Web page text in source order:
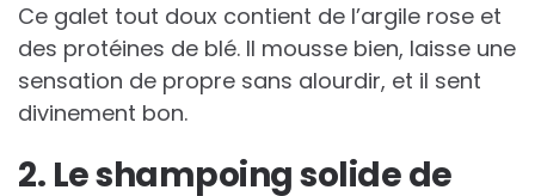
Ce galet tout doux contient de l’argile rose et
des protéines de blé. Il mousse bien, laisse une
sensation de propre sans alourdir, et il sent
divinement bon.
2. Le shampoing solide de